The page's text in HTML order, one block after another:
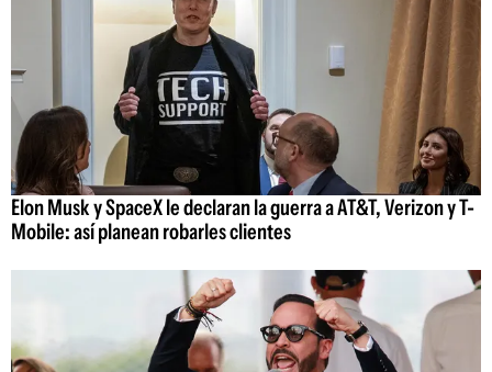
Elon Musk y SpaceX le declaran la guerra a AT&T, Verizon y T-
Mobile: así planean robarles clientes